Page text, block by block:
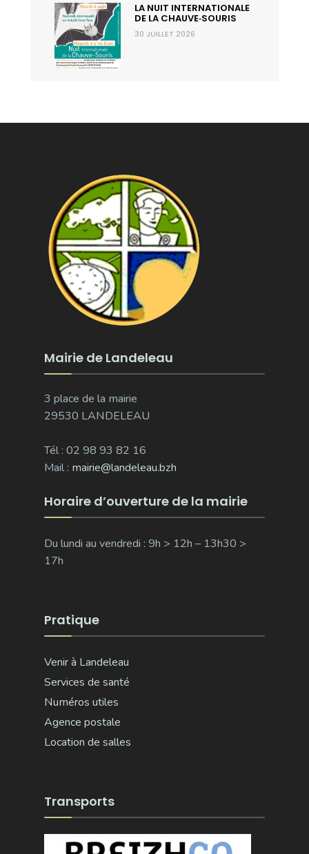
LA NUIT INTERNATIONALE
DE LA CHAUVE‑SOURIS
30 JUILLET 2026
Mairie de Landeleau
3 place de la mairie
29530 LANDELEAU
Tél : 02 98 93 82 16
Mail : mairie@landeleau.bzh
Horaire d’ouverture de la mairie
Du lundi au vendredi : 9h > 12h – 13h30 >
17h
Pratique
Venir à Landeleau
Services de santé
Numéros utiles
Agence postale
Location de salles
Transports